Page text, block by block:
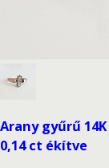
Arany gyűrű
0,14 ct ékítve